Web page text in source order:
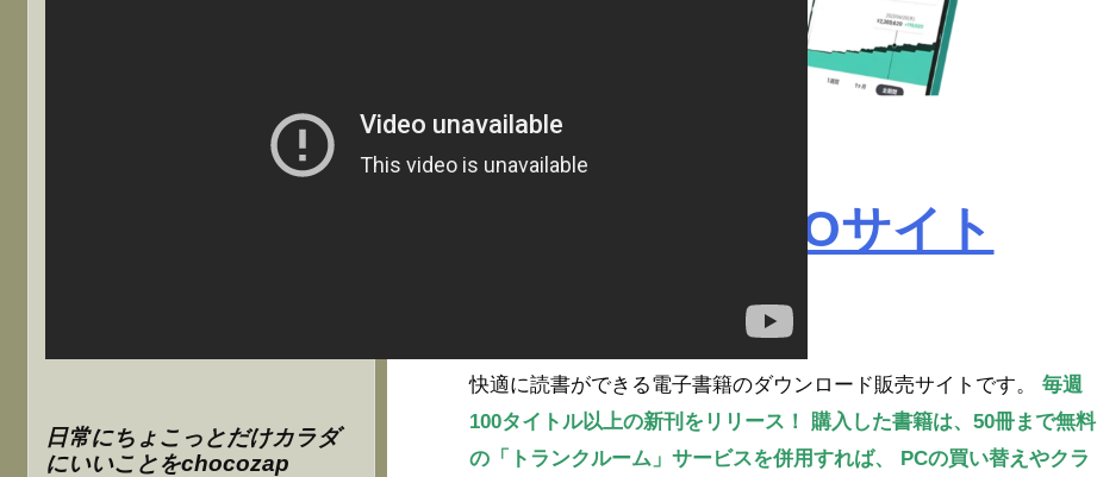
ROBOPROサイト
快適に読書ができる電子書籍のダウンロード販売サイトです。 毎週
100タイトル以上の新刊をリリース！
購入した書籍は、50冊まで無料
の「トランクルーム」サービスを併用すれば、
PCの買い替えやクラ
日常にちょこっとだけカラダ
にいいことをchocozap